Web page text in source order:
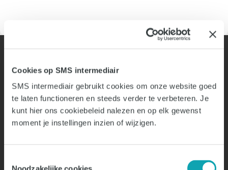
Cookies op SMS intermediair
SMS intermediair gebruikt cookies om onze website goed
te laten functioneren en steeds verder te verbeteren. Je
kunt hier ons cookiebeleid nalezen en op elk gewenst
moment je instellingen inzien of wijzigen.
Noodzakelijke cookies
Interesse? Solliciteer nu!
Binnen 3 dagen een reactie op jouw
sollicitatie
We vertellen je alles wat je wilt weten over